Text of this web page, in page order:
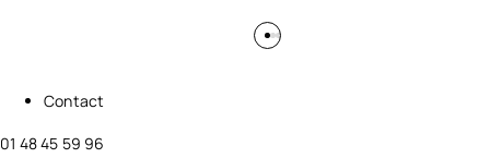
Contact
01 48 45 59 96